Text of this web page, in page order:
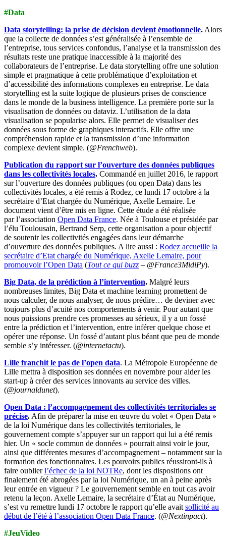
#Data
Data storytelling: la prise de décision devient émotionnelle. Alors
que la collecte de données s’est généralisée à l’ensemble de
l’entreprise, tous services confondus, l’analyse et la transmission des
résultats reste une pratique inaccessible à la majorité des
collaborateurs de l’entreprise. Le data storytelling offre une solution
simple et pragmatique à cette problématique d’exploitation et
d’accessibilité des informations complexes en entreprise. Le data
storytelling est la suite logique de plusieurs prises de conscience
dans le monde de la business intelligence. La première porte sur la
visualisation de données ou dataviz. L’utilisation de la data
visualisation se popularise alors. Elle permet de visualiser des
données sous forme de graphiques interactifs. Elle offre une
compréhension rapide et la transmission d’une information
complexe devient simple. (@Frenchweb).
Publication du rapport sur l’ouverture des données publiques
dans les collectivités locales. Commandé en juillet 2016, le rapport
sur l’ouverture des données publiques (ou open Data) dans les
collectivités locales, a été remis à Rodez, ce lundi 17 octobre à la
secrétaire d’Etat chargée du Numérique, Axelle Lemaire. Le
document vient d’être mis en ligne. Cette étude a été réalisée
par l’association Open Data France. Née à Toulouse et présidée par
l’élu Toulousain, Bertrand Serp, cette organisation a pour objectif
de soutenir les collectivités engagées dans leur démarche
d’ouverture des données publiques. A lire aussi : Rodez accueille la
secrétaire d’Etat chargée du Numérique, Axelle Lemaire, pour
promouvoir l’Open Data (Tout ce qui buzz – @France3MidiPy).
Big Data, de la prédiction à l’intervention. Malgré leurs
nombreuses limites, Big Data et machine learning promettent de
nous calculer, de nous analyser, de nous prédire… de deviner avec
toujours plus d’acuité nos comportements à venir. Pour autant que
nous puissions prendre ces promesses au sérieux, il y a un fossé
entre la prédiction et l’intervention, entre inférer quelque chose et
opérer une réponse. Un fossé d’autant plus béant que peu de monde
semble s’y intéresser. (@internetactu).
Lille franchit le pas de l’open data. La Métropole Européenne de
Lille mettra à disposition ses données en novembre pour aider les
start-up à créer des services innovants au service des villes.
(@journaldunet).
Open Data : l’accompagnement des collectivités territoriales se
précise. Afin de préparer la mise en œuvre du volet « Open Data »
de la loi Numérique dans les collectivités territoriales, le
gouvernement compte s’appuyer sur un rapport qui lui a été remis
hier. Un « socle commun de données » pourrait ainsi voir le jour,
ainsi que différentes mesures d’accompagnement – notamment sur la
formation des fonctionnaires. Les pouvoirs publics réussiront-ils à
faire oublierl’échec de la loi NOTRe, dont les dispositions ont
finalement été abrogées par la loi Numérique, un an à peine après
leur entrée en vigueur ? Le gouvernement semble en tout cas avoir
retenu la leçon. Axelle Lemaire, la secrétaire d’État au Numérique,
s’est vu remettre lundi 17 octobre le rapport qu’elle avait sollicité au
début de l’été à l’association Open Data France. (@Nextinpact).
#JeuVideo